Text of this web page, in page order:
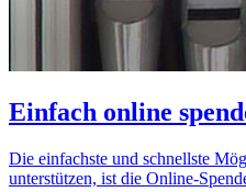
Einfach online
Die einfachste und schnellste
unterstützen, ist die Online-